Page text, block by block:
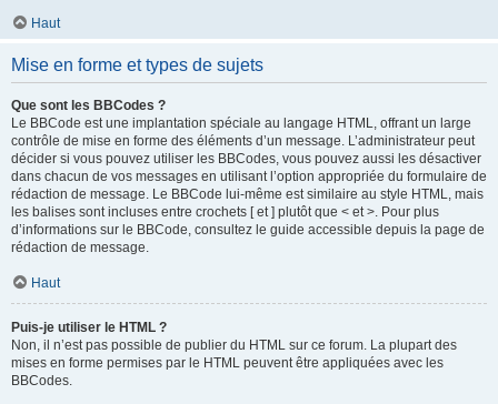
Haut
Mise en forme et types de sujets
Que sont les BBCodes ?
Le BBCode est une implantation spéciale au langage HTML, offrant un large
contrôle de mise en forme des éléments d’un message. L’administrateur peut
décider si vous pouvez utiliser les BBCodes, vous pouvez aussi les désactiver
dans chacun de vos messages en utilisant l’option appropriée du formulaire de
rédaction de message. Le BBCode lui-même est similaire au style HTML, mais
les balises sont incluses entre crochets [ et ] plutôt que < et >. Pour plus
d’informations sur le BBCode, consultez le guide accessible depuis la page de
rédaction de message.
Haut
Puis-je utiliser le HTML ?
Non, il n’est pas possible de publier du HTML sur ce forum. La plupart des
mises en forme permises par le HTML peuvent être appliquées avec les
BBCodes.